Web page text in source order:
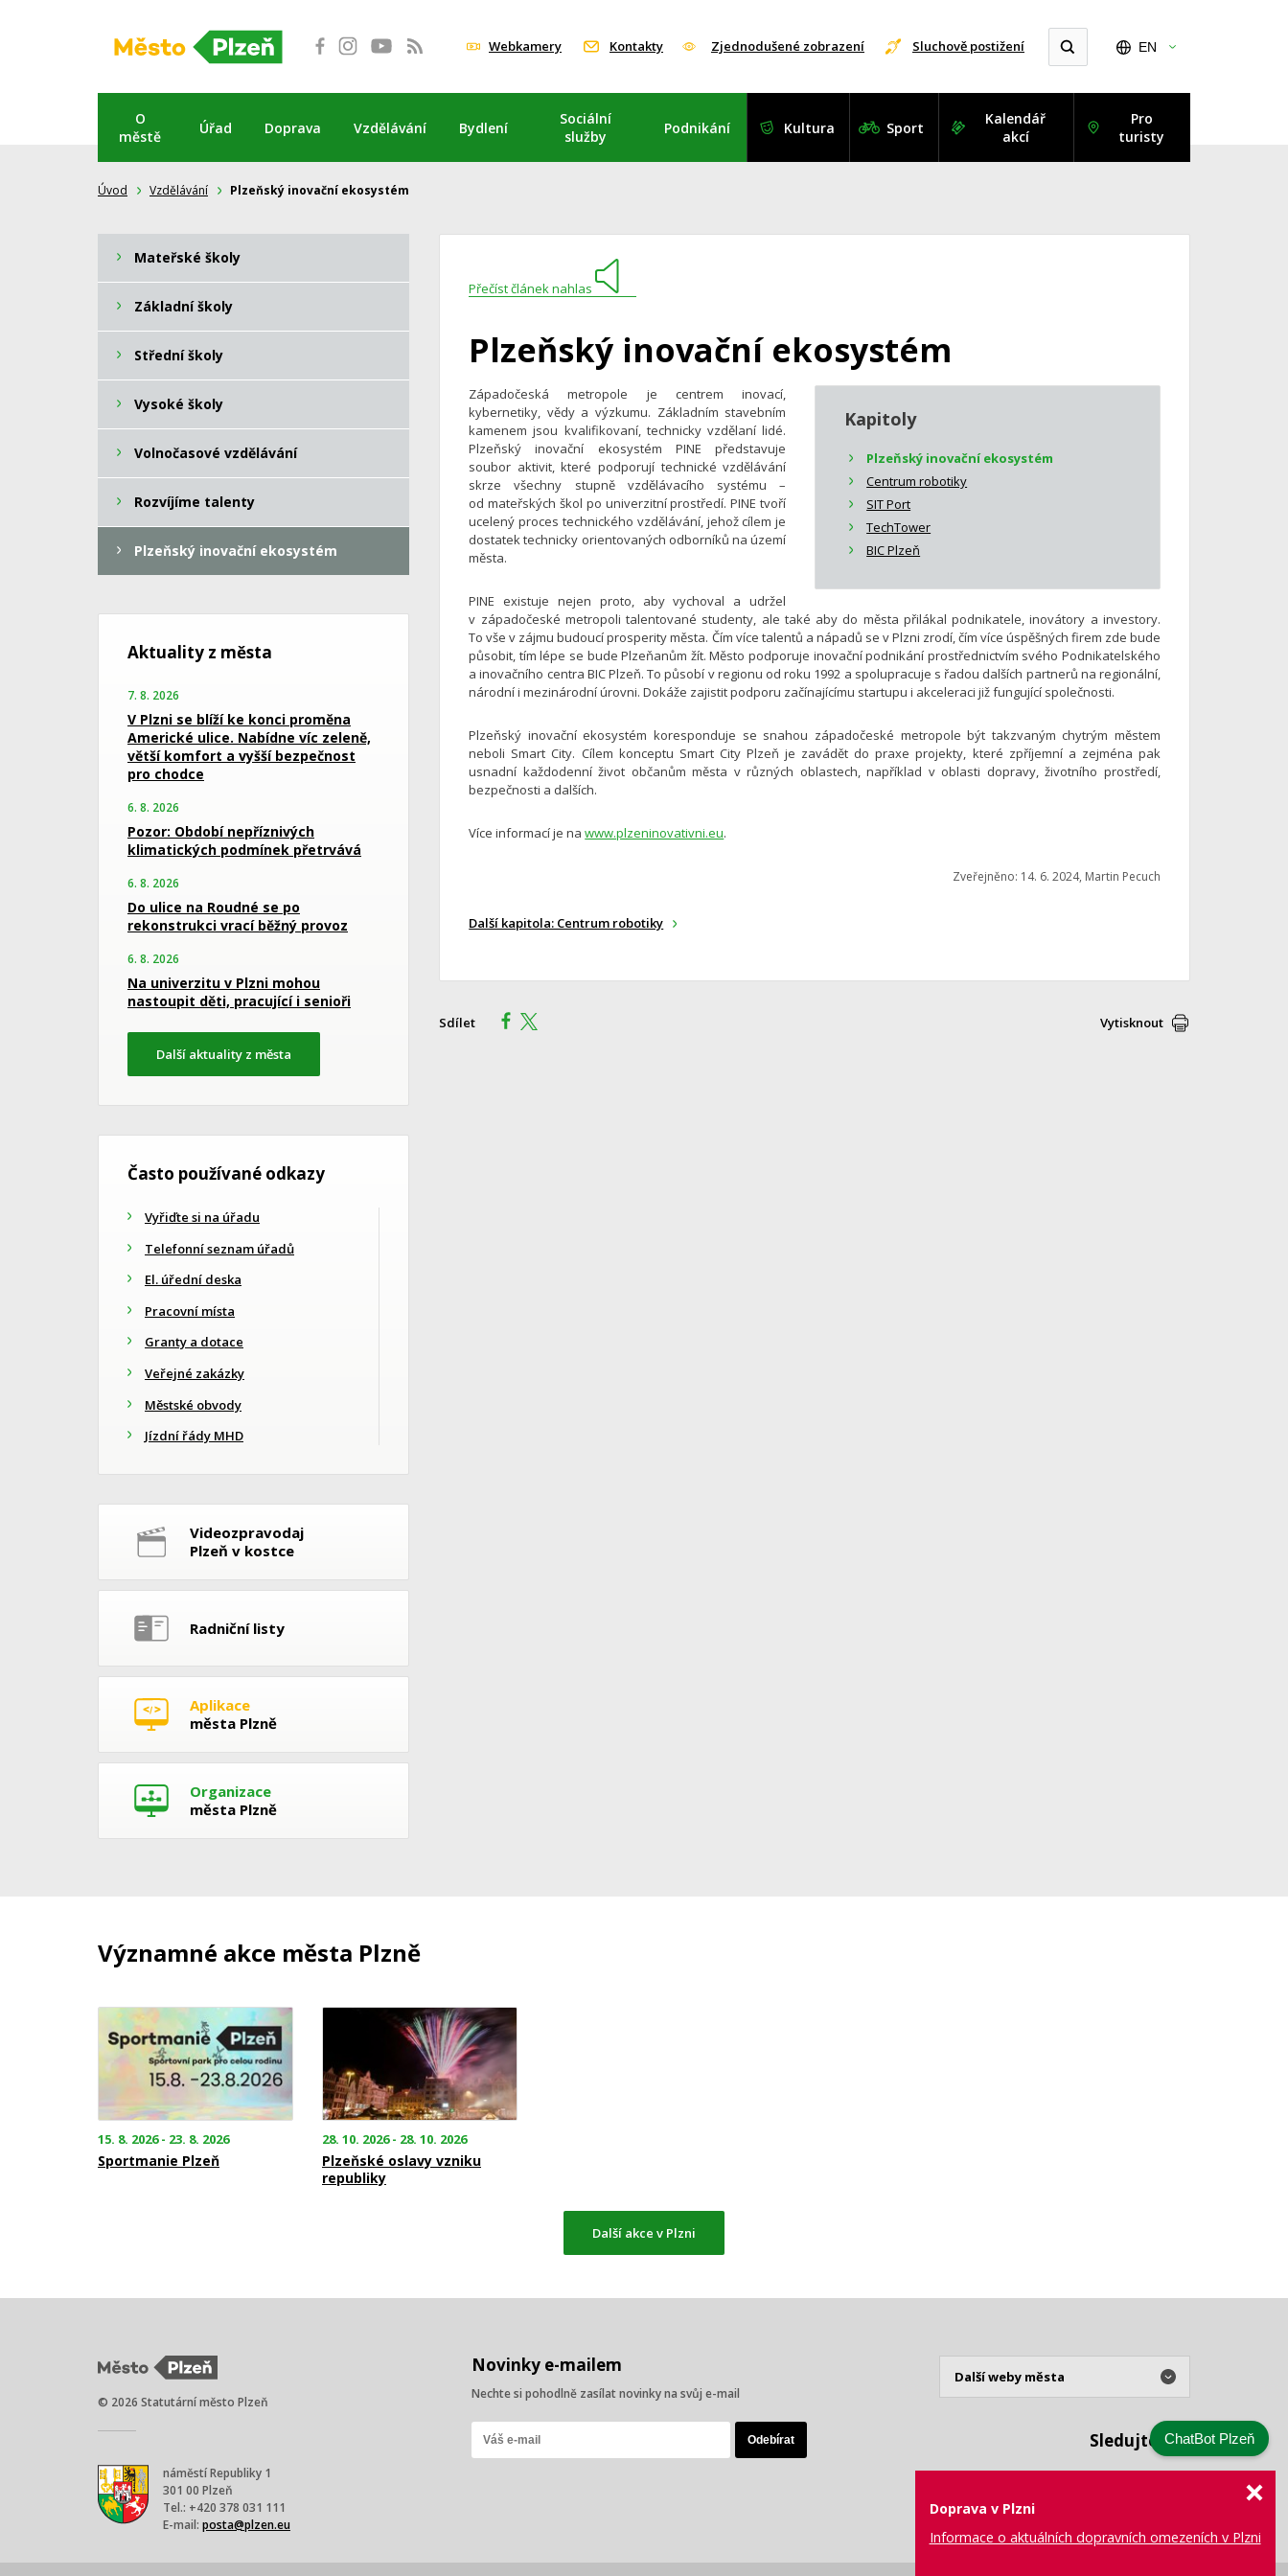
Webkamery Kontakty Zjednodušené zobrazení Sluchově postižení EN
O
městě
Úřad Doprava Vzdělávání Bydlení
Sociální
služby
Podnikání Kultura Sport
Kalendář
akcí
Pro
turisty
Úvod Vzdělávání Plzeňský inovační ekosystém
Přečíst článek nahlas
Plzeňský inovační ekosystém
Kapitoly
Plzeňský inovační ekosystém
Centrum robotiky
SIT Port
TechTower
BIC Plzeň
Západočeská metropole je centrem inovací,
kybernetiky, vědy a výzkumu. Základním stavebním
kamenem jsou kvalifikovaní, technicky vzdělaní lidé.
Plzeňský inovační ekosystém PINE představuje
soubor aktivit, které podporují technické vzdělávání
skrze všechny stupně vzdělávacího systému –
od mateřských škol po univerzitní prostředí. PINE tvoří
ucelený proces technického vzdělávání, jehož cílem je
dostatek technicky orientovaných odborníků na území
města.
PINE existuje nejen proto, aby vychoval a udržel
v západočeské metropoli talentované studenty, ale také aby do města přilákal podnikatele, inovátory a investory.
To vše v zájmu budoucí prosperity města. Čím více talentů a nápadů se v Plzni zrodí, čím více úspěšných firem zde bude
působit, tím lépe se bude Plzeňanům žít. Město podporuje inovační podnikání prostřednictvím svého Podnikatelského
a inovačního centra BIC Plzeň. To působí v regionu od roku 1992 a spolupracuje s řadou dalších partnerů na regionální,
národní i mezinárodní úrovni. Dokáže zajistit podporu začínajícímu startupu i akceleraci již fungující společnosti.
Plzeňský inovační ekosystém koresponduje se snahou západočeské metropole být takzvaným chytrým městem
neboli Smart City. Cílem konceptu Smart City Plzeň je zavádět do praxe projekty, které zpříjemní a zejména pak
usnadní každodenní život občanům města v různých oblastech, například v oblasti dopravy, životního prostředí,
bezpečnosti a dalších.
Více informací je nawww.plzeninovativni.eu.
Zveřejněno: 14. 6. 2024, Martin Pecuch
Další kapitola: Centrum robotiky
Sdílet Vytisknout
Mateřské školy
Základní školy
Střední školy
Vysoké školy
Volnočasové vzdělávání
Rozvíjíme talenty
Plzeňský inovační ekosystém
Aktuality z města
7. 8. 2026
V Plzni se blíží ke konci proměna
Americké ulice. Nabídne víc zeleně,
větší komfort a vyšší bezpečnost
pro chodce
6. 8. 2026
Pozor: Období nepříznivých
klimatických podmínek přetrvává
6. 8. 2026
Do ulice na Roudné se po
rekonstrukci vrací běžný provoz
6. 8. 2026
Na univerzitu v Plzni mohou
nastoupit děti, pracující i senioři
Další aktuality z města
Často používané odkazy
Vyřiďte si na úřadu
Telefonní seznam úřadů
El. úřední deska
Pracovní místa
Granty a dotace
Veřejné zakázky
Městské obvody
Jízdní řády MHD
Videozpravodaj
Plzeň v kostce
Radniční listy
Aplikace
města Plzně
Organizace
města Plzně
Významné akce města Plzně
15. 8. 2026 - 23. 8. 2026
Sportmanie Plzeň
28. 10. 2026 - 28. 10. 2026
Plzeňské oslavy vzniku
republiky
Další akce v Plzni
Novinky e-mailem
Nechte si pohodlně zasílat novinky na svůj e-mail
Sledujte nás
© 2026 Statutární město Plzeň
náměstí Republiky 1
301 00 Plzeň
Tel.: +420 378 031 111
E-mail: posta@plzen.eu
Doprava v Plzni
Informace o aktuálních dopravních omezeních v Plzni
ChatBot Plzeň